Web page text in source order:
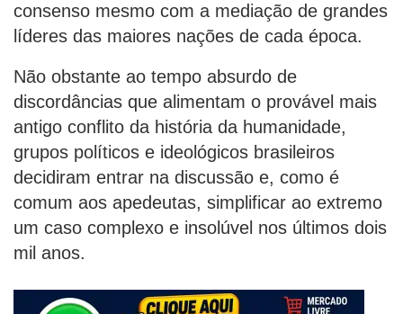
consenso mesmo com a mediação de grandes
líderes das maiores nações de cada época.
Não obstante ao tempo absurdo de
discordâncias que alimentam o provável mais
antigo conflito da história da humanidade,
grupos políticos e ideológicos brasileiros
decidiram entrar na discussão e, como é
comum aos apedeutas, simplificar ao extremo
um caso complexo e insolúvel nos últimos dois
mil anos.